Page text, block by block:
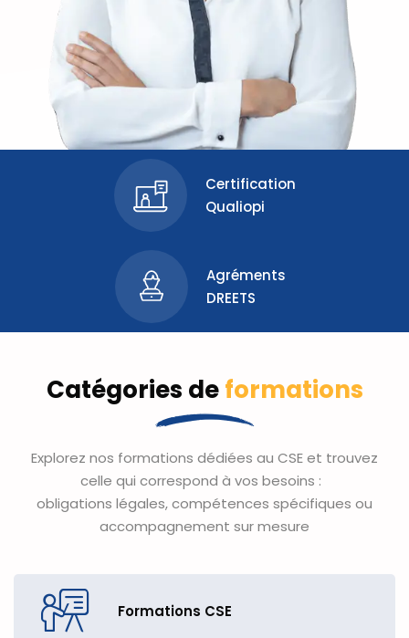
Certification
Qualiopi
Agréments
DREETS
Catégories deformations
Explorez nos formations dédiées au CSE et trouvez
celle qui correspond à vos besoins :
obligations légales, compétences spécifiques ou
accompagnement sur mesure
Formations CSE